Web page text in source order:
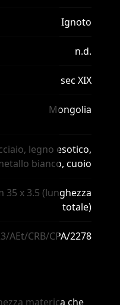
Ignoto
n.d.
sec XIX
Mongolia
legno esotico,
bianco, cuoio
35 x 3.5 (lunghezza
totale)
AEt/CRB/CPA/2278
materica che